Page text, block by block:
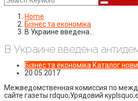
Home
Бізнес та економіка
В Украине введена…
В Украине введена
Бізнес та економіка Каталог
20.05.2017
Межведомственная комиссия по
сайте газеты rdquo;Урядовий